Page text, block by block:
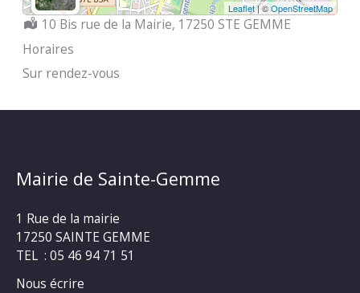
Leaflet| ©OpenStreetMap
Localisation :
10 Bis rue de la Mairie, 17250 STE GEMME
Horaires
Sur rendez-vous
Mairie de Sainte-Gemme
1 Rue de la mairie
17250 SAINTE GEMME
TEL : 05 46 94 71 51
Nous écrire